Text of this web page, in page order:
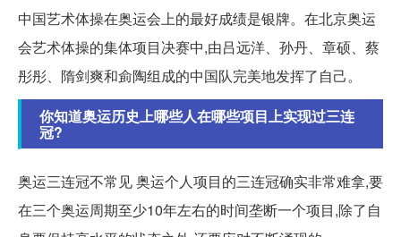
中国艺术体操在奥运会上的最好成绩是银牌。在北京奥运
会艺术体操的集体项目决赛中,由吕远洋、孙丹、章硕、蔡
彤彤、隋剑爽和侴陶组成的中国队完美地发挥了自己。
你知道奥运历史上哪些人在哪些项目上实现过三连
冠?
奥运三连冠不常见 奥运个人项目的三连冠确实非常难拿,要
在三个奥运周期至少10年左右的时间垄断一个项目,除了自